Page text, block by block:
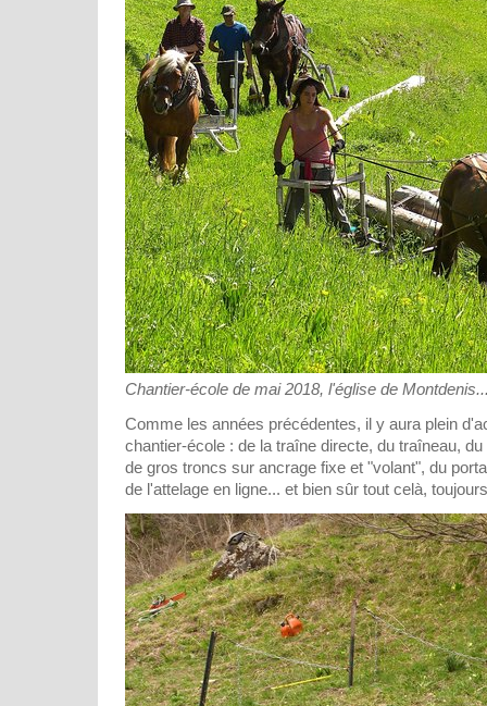
Chantier-école de mai 2018, l'église de
Comme les années précédentes, il y aura plein
chantier-école : de la traîne directe, du traîneau,
de gros troncs sur ancrage fixe et "volant", du
de l'attelage en ligne... et bien sûr tout celà,